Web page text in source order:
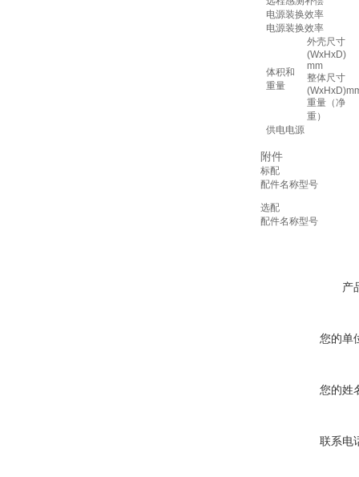
电源装换效率
电源装换效率
体积和
重量
外壳尺寸
(WxHxD)
mm
整体尺寸
重量（净
重）
供电电源
附件
标配
配件名称型号
选配
配件名称型号
产
您的单
您的姓
联系电